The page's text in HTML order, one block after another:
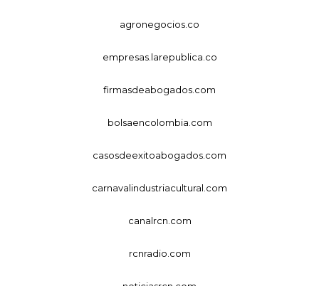
agronegocios.co
empresas.larepublica.co
firmasdeabogados.com
bolsaencolombia.com
casosdeexitoabogados.com
carnavalindustriacultural.com
canalrcn.com
rcnradio.com